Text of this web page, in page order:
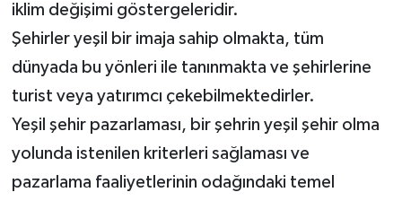
iklim değişimi göstergeleridir.
Şehirler yeşil bir imaja sahip olmakta, tüm
dünyada bu yönleri ile tanınmakta ve şehirlerine
turist veya yatırımcı çekebilmektedirler.
Yeşil şehir pazarlaması, bir şehrin yeşil şehir olma
yolunda istenilen kriterleri sağlaması ve
pazarlama faaliyetlerinin odağındaki temel